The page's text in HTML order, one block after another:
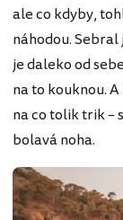
ale co kdyby,
náhodou.
je daleko od
na to kouknou.
na co tolik trik –
bolavá noha.